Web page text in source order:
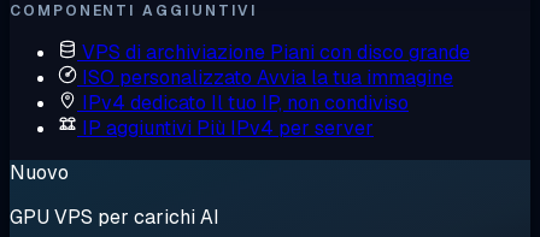
COMPONENTI AGGIUNTIVI
VPS di archiviazione Piani con disco grande
ISO personalizzato Avvia la tua immagine
IPv4 dedicato Il tuo IP, non condiviso
IP aggiuntivi Più IPv4 per server
Nuovo
GPU VPS per carichi AI